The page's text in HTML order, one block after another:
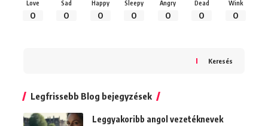
Love
0
Sad
0
Happy
0
Sleepy
0
Angry
0
Dead
0
Wink
0
Keresés
Legfrissebb Blog bejegyzések
Leggyakoribb angol vezetéknevek